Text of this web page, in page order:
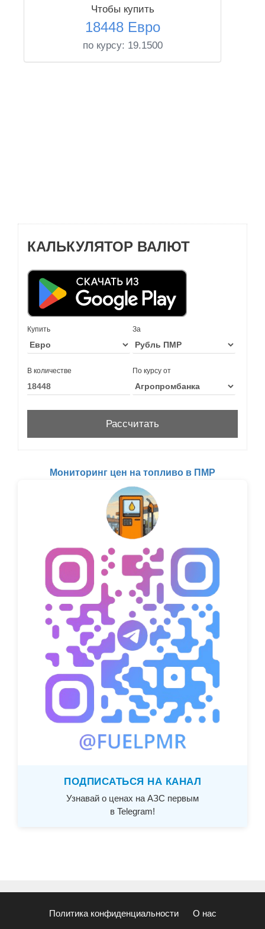
Чтобы купить
18448 Евро
по курсу: 19.1500
КАЛЬКУЛЯТОР ВАЛЮТ
Купить За
В количестве По курсу от
Мониторинг цен на топливо в ПМР
ПОДПИСАТЬСЯ НА КАНАЛ
Узнавай о ценах на АЗС первым
в Telegram!
Политика конфиденциальности О нас